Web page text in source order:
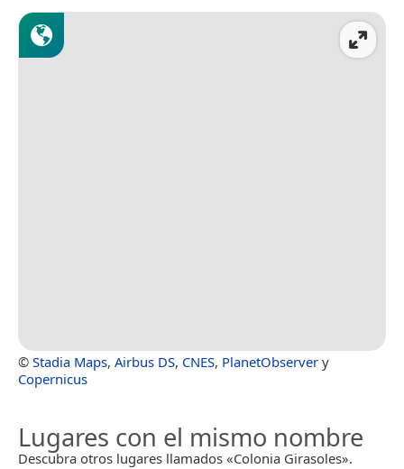
© Stadia Maps, Airbus DS, CNES, PlanetObserver y
Copernicus
Lugares con el mismo nombre
Descubra otros lugares llamados «Colonia Girasoles».